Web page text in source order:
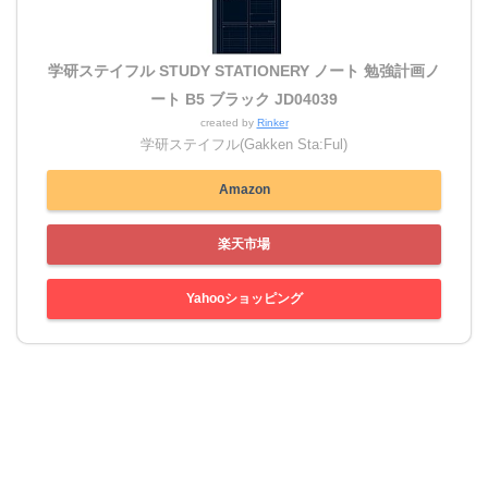
学研ステイフル STUDY STATIONERY ノート 勉強計画ノ
ート B5 ブラック JD04039
created by Rinker
学研ステイフル(Gakken Sta:Ful)
Amazon
楽天市場
Yahooショッピング